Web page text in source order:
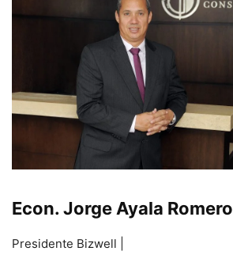
Econ. Jorge Ayala Romero
Presidente Bizwell |